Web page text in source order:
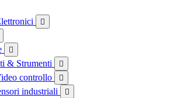


& Strumenti 
controllo 
industriali 